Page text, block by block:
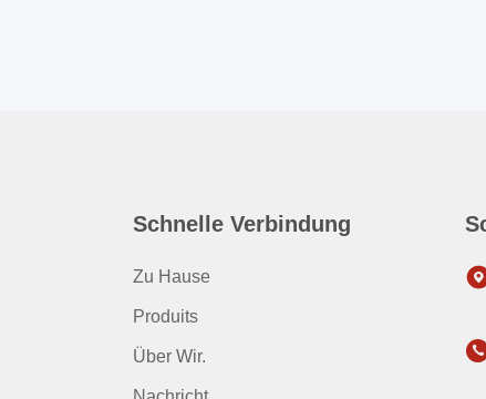
Schnelle Verbindung
Zu Hause
Produits
Über Wir.